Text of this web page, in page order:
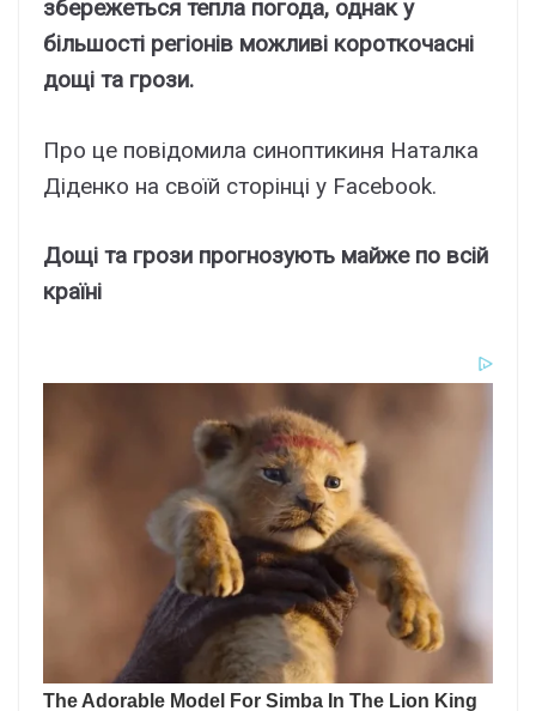
збережеться тепла погода, однак у
більшості регіонів можливі короткочасні
дощі та грози.
Про це повідомила синоптикиня Наталка
Діденко на своїй сторінці у Facebook.
Дощі та грози прогнозують майже по всій
країні